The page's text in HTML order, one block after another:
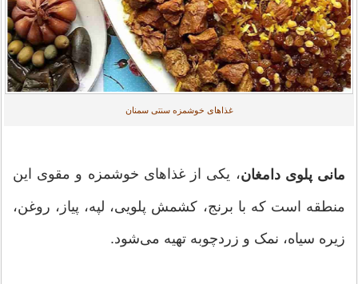
غذاهای خوشمزه سنتی سمنان
مانی پلوی دامغان، یکی از غذاهای خوشمزه و مقوی این
منطقه است که با برنج، کشمش پلویی، لپه، پیاز، روغن،
زیره سیاه، نمک و زردچوبه تهیه می‌شود.